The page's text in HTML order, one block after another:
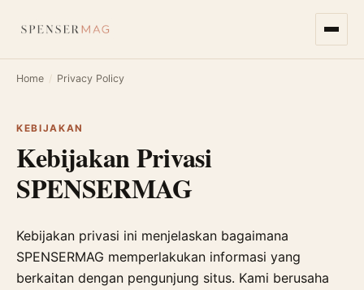
Home / Privacy Policy
KEBIJAKAN
Kebijakan Privasi
SPENSERMAG
Kebijakan privasi ini menjelaskan bagaimana
SPENSERMAG memperlakukan informasi yang
berkaitan dengan pengunjung situs. Kami berusaha